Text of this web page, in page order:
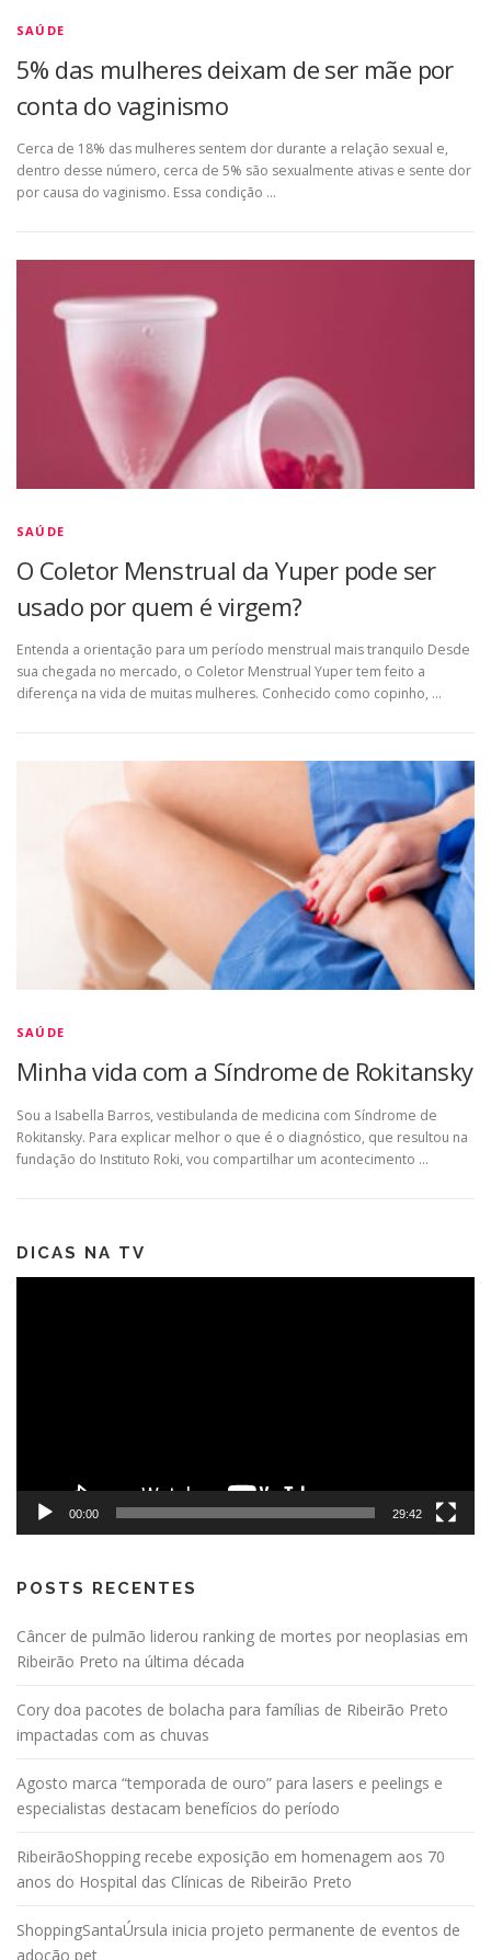
SAÚDE
5% das mulheres deixam de ser mãe por
conta do vaginismo
Cerca de 18% das mulheres sentem dor durante a relação sexual e,
dentro desse número, cerca de 5% são sexualmente ativas e sente dor
por causa do vaginismo. Essa condição …
SAÚDE
O Coletor Menstrual da Yuper pode ser
usado por quem é virgem?
Entenda a orientação para um período menstrual mais tranquilo Desde
sua chegada no mercado, o Coletor Menstrual Yuper tem feito a
diferença na vida de muitas mulheres. Conhecido como copinho, …
SAÚDE
Minha vida com a Síndrome de Rokitansky
Sou a Isabella Barros, vestibulanda de medicina com Síndrome de
Rokitansky. Para explicar melhor o que é o diagnóstico, que resultou na
fundação do Instituto Roki, vou compartilhar um acontecimento …
DICAS NA TV
00:00 29:42
POSTS RECENTES
Câncer de pulmão liderou ranking de mortes por neoplasias em
Ribeirão Preto na última década
Cory doa pacotes de bolacha para famílias de Ribeirão Preto
impactadas com as chuvas
Agosto marca “temporada de ouro” para lasers e peelings e
especialistas destacam benefícios do período
RibeirãoShopping recebe exposição em homenagem aos 70
anos do Hospital das Clínicas de Ribeirão Preto
ShoppingSantaÚrsula inicia projeto permanente de eventos de
adoção pet